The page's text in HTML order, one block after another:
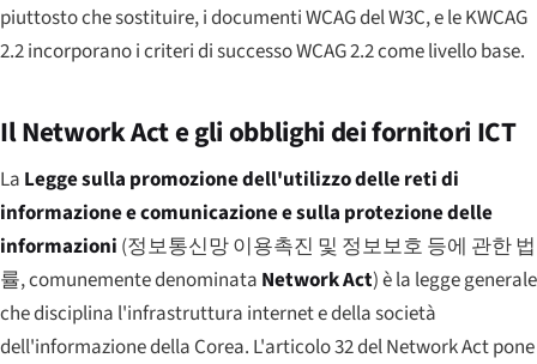
piuttosto che sostituire, i documenti WCAG del W3C, e le KWCAG
2.2 incorporano i criteri di successo WCAG 2.2 come livello base.
Il Network Act e gli obblighi dei fornitori ICT
La Legge sulla promozione dell'utilizzo delle reti di
informazione e comunicazione e sulla protezione delle
informazioni (정보통신망 이용촉진 및 정보보호 등에 관한 법
률, comunemente denominata Network Act) è la legge generale
che disciplina l'infrastruttura internet e della società
dell'informazione della Corea. L'articolo 32 del Network Act pone